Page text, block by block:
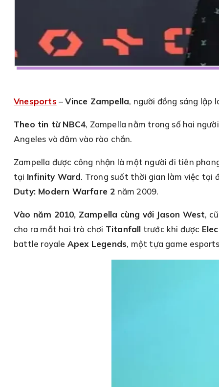
Vnesports–Vince Zampella, người đồng sáng lập
Theo tin từ NBC4, Zampella nằm trong số hai
Angeles và đâm vào rào chắn.
Zampella được công nhận là một người đi tiên
tại Infinity Ward. Trong suốt thời gian làm việc
Duty: Modern Warfare 2 năm 2009.
Vào năm 2010, Zampella cùng với Jason West,
cho ra mắt hai trò chơi Titanfall trước khi được
battle royale Apex Legends, một tựa game